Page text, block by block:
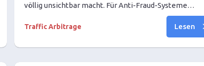
völlig unsichtbar macht. Für Anti-Fraud-Systeme
bleiben Sie jedoch genauso sichtbar. In diesem
untersuchen wir die technischen Unterschiede
zwischen einem Antidetect-Browser und dem
Modus.
Traffic Arbitrage Lesen